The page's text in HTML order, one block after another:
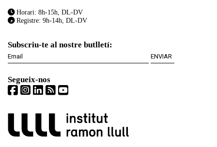
Horari: 8h-15h, DL-DV
Registre: 9h-14h, DL-DV
Subscriu-te al nostre butlletí:
Segueix-nos